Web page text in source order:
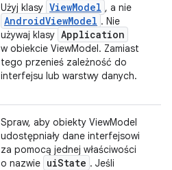
Użyj klasy ViewModel , a nie
AndroidViewModel . Nie
używaj klasy Application
w obiekcie ViewModel. Zamiast
tego przenieś zależność do
interfejsu lub warstwy danych.
Spraw, aby obiekty ViewModel
udostępniały dane interfejsowi
za pomocą jednej właściwości
o nazwie uiState . Jeśli